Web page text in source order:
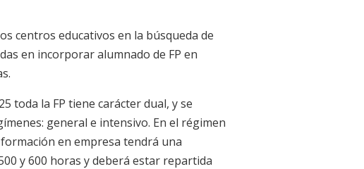
centros educativos en la búsqueda de
en incorporar alumnado de FP en
toda la FP tiene carácter dual, y se
general e intensivo. En el régimen
en empresa tendrá una
y 600 horas y deberá estar repartida